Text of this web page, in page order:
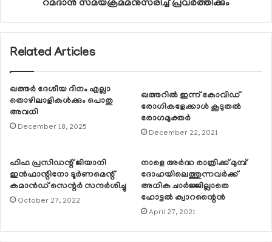
റമദാന്‍ സമയക്രമമനുസരിച്ച് പ്രവര്‍ത്തിക്കും
Related Articles
ഖത്തര്‍ ദേശീയ ദിനം എല്ലാ
തൊഴിലാളികള്‍ക്കും പൊതു
അവധി
December 18, 2025
ഖത്തറില്‍ ഇന്ന് കോവിഡ്
രോഗികളേക്കാള്‍ കൂടുതല്‍
രോഗമുക്തര്‍
December 22, 2021
ഫിഫ പ്രസിഡന്റ് ജിയാനി
ഇന്‍ഫാന്റിനോ ടൂര്‍ണമെന്റ്
കമാന്‍ഡ് സെന്റര്‍ സന്ദര്‍ശിച്ചു
October 27, 2022
നാളെ അര്‍ദ്ധ രാത്രിക്ക് മുമ്പ്
ദോഹയിലെത്തുന്നവര്‍ക്ക്
അധിക ചാര്‍ജ്ജില്ലാതെ
ഹോട്ടല്‍ ക്വാറന്റൈന്‍
April 27, 2021